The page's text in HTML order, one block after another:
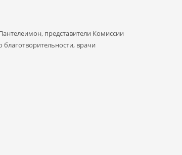
представители Комиссии
врачи